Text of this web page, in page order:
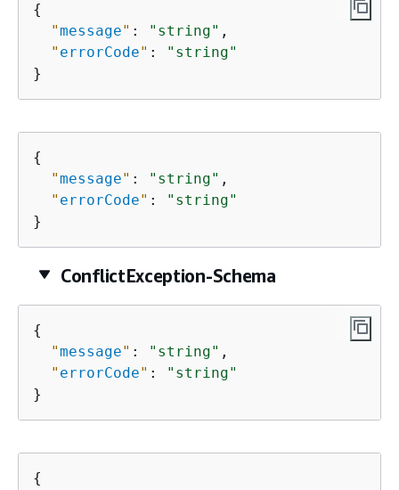
{
"message" : "string" ,
" errorCode" :
"string"
}
{
"message" : "string" ,
" errorCode" :
"string"
}
ConflictException-Schema
{
"message" : "string" ,
" errorCode" :
"string"
}
{